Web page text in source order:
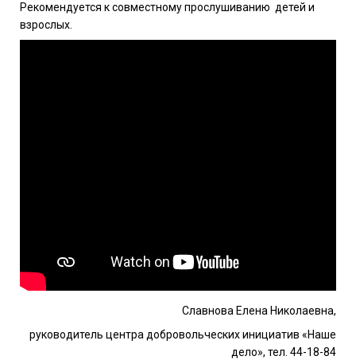
Рекомендуется к совместному прослушиванию детей и
взрослых.
Славнова Елена Николаевна,
руководитель центра добровольческих инициатив «Наше
дело», тел. 44-18-84